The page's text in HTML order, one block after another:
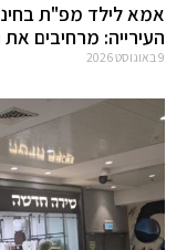
אמא לילד מפ"ת
העירייה: מרחיבים
9 באוגוסט 2026